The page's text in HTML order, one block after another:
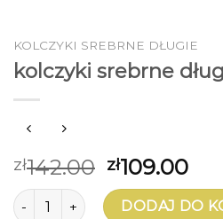
KOLCZYKI SREBRNE DŁUGIE
kolczyki srebrne
zł142.00 zł109.00
ilość kolczyki srebrne długie
DODAJ DO